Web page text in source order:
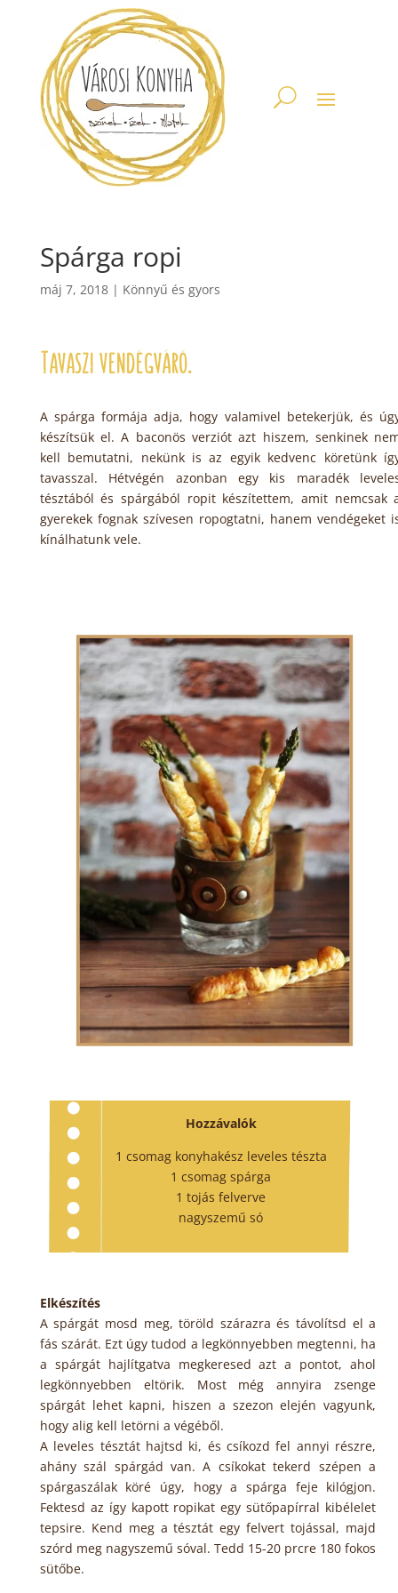
Spárga ropi
máj 7, 2018| Könnyű és gyors
Tavaszi vendégváró.
A spárga formája adja, hogy valamivel betekerjük, és
készítsük el. A baconös verziót azt hiszem, senkinek
kell bemutatni, nekünk is az egyik kedvenc köretünk
tavasszal. Hétvégén azonban egy kis maradék
tésztából és spárgából ropit készítettem, amit nemcsak
gyerekek fognak szívesen ropogtatni, hanem vendégeket
kínálhatunk vele.
Hozzávalók
1 csomag konyhakész leveles tészta
1 csomag spárga
1 tojás felverve
nagyszemű só
Elkészítés
A spárgát mosd meg, töröld szárazra és távolítsd el a
fás szárát. Ezt úgy tudod a legkönnyebben megtenni, ha
a spárgát hajlítgatva megkeresed azt a pontot, ahol
legkönnyebben eltörik. Most még annyira zsenge
spárgát lehet kapni, hiszen a szezon elején vagyunk,
hogy alig kell letörni a végéből.
A leveles tésztát hajtsd ki, és csíkozd fel annyi részre,
ahány szál spárgád van. A csíkokat tekerd szépen a
spárgaszálak köré úgy, hogy a spárga feje kilógjon.
Fektesd az így kapott ropikat egy sütőpapírral kibélelet
tepsire. Kend meg a tésztát egy felvert tojással, majd
szórd meg nagyszemű sóval. Tedd 15-20 prcre 180 fokos
sütőbe.